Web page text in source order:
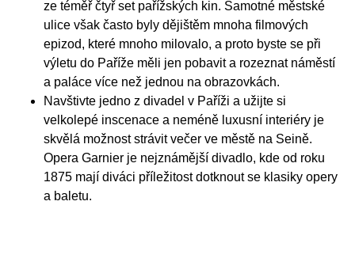
ze téměř čtyř set pařížských kin. Samotné městské
ulice však často byly dějištěm mnoha filmových
epizod, které mnoho milovalo, a proto byste se při
výletu do Paříže měli jen pobavit a rozeznat náměstí
a paláce více než jednou na obrazovkách.
Navštivte jedno z divadel v Paříži a užijte si
velkolepé inscenace a neméně luxusní interiéry je
skvělá možnost strávit večer ve městě na Seině.
Opera Garnier je nejznámější divadlo, kde od roku
1875 mají diváci příležitost dotknout se klasiky opery
a baletu.